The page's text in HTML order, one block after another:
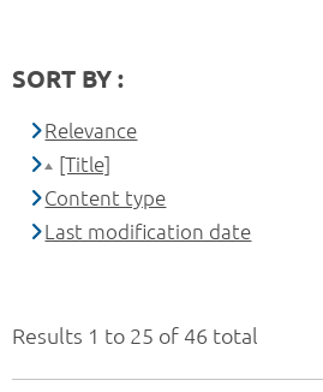
Results 1 to 25 of 46 total
SORT BY :
Relevance
[Title]
Content type
Last modification date